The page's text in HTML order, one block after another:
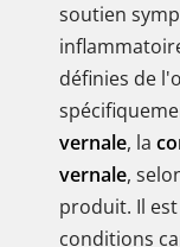
soutien
définies de
vernale, la
vernale,
produit. Il
conditions